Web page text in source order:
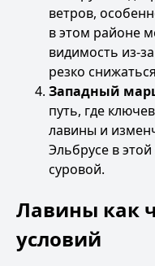
ветров,
в этом районе
видимость из-
резко
Западный
путь, где
лавины и
Эльбрусе в
суровой.
Лавины как
условий